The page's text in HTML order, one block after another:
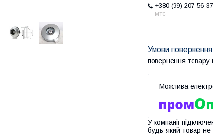
+380 (99) 207-56-37
мтс
повернення товару
У компанії
будь-який товар